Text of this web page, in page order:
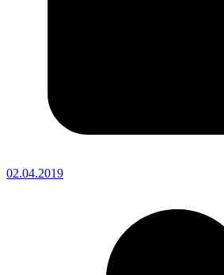
02.04.2019